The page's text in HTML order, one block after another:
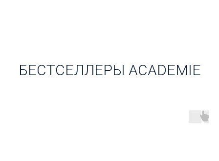
БЕСТСЕЛЛЕРЫ ACADEMIE